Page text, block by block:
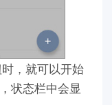
，就可以开始
状态栏中会显